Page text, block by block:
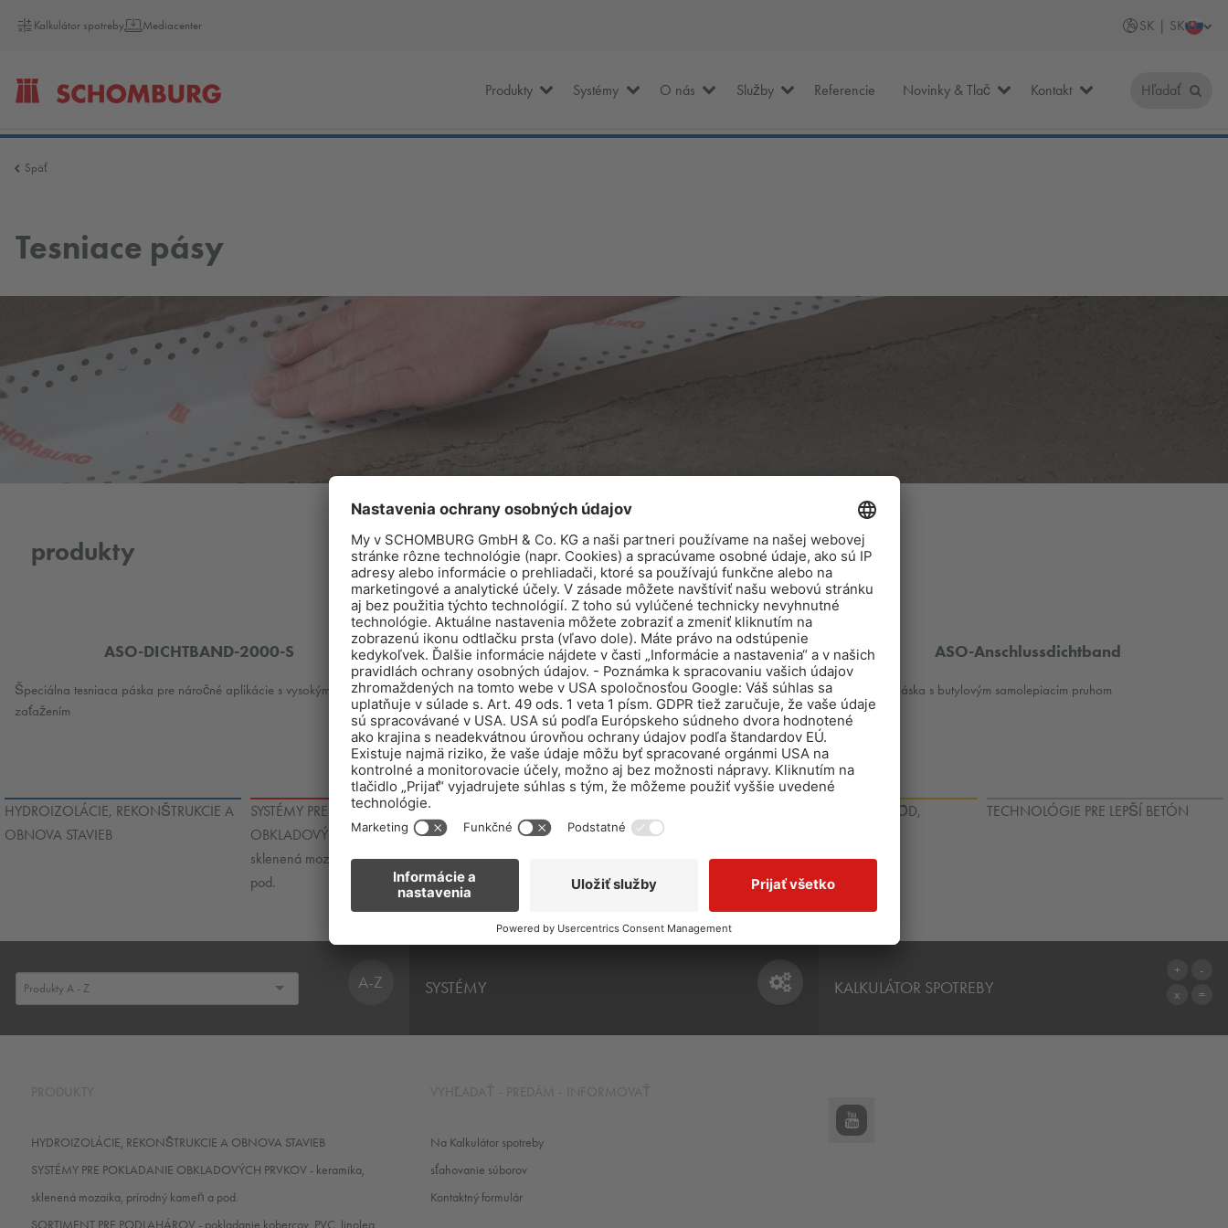
Kalkulátor spotreby Mediacenter SK | SK
Produkty Systémy O nás Služby Referencie Novinky & Tlač Kontakt Hľadať
Späť
Tesniace pásy
produkty
ASO-DICHTBAND-2000-S
Špeciálna tesniaca páska pre náročné aplikácie s vysokým
zaťažením
ASO-DICHTBAND-2000-S-Ecken
Elastická tvarovka - roh
ASO-Anschlussdichtband
Tesniaca páska s butylovým samolepiacim pruhom
HYDROIZOLÁCIE, REKONŠTRUKCIE A
OBNOVA STAVIEB
SYSTÉMY PRE POKLADANIE
OBKLADOVÝCH PRVKOV - keramika,
sklenená mozaika, prírodný kameň a
pod.
pokladanie kobercov, PVC, linolea,
parkiet a pod.
OCHRANA SPODNÝCH VȎD,
TECHNOLÓGIE PRE LEPŠÍ BETÓN
A-Z SYSTÉMY KALKULÁTOR SPOTREBY
HYDROIZOLÁCIE, REKONŠTRUKCIE A OBNOVA STAVIEB
SYSTÉMY PRE POKLADANIE OBKLADOVÝCH PRVKOV - keramika,
sklenená mozaika, prírodný kameň a pod.
SORTIMENT PRE PODLAHÁROV - pokladanie kobercov, PVC, linolea,
Na Kalkulátor spotreby
sťahovanie súborov
Kontaktný formulár